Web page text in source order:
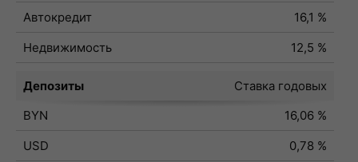
Автокредит
16,1 %
Недвижимость
12,5 %
Депозиты
Ставка годовых
BYN
16,06 %
USD
0,78 %